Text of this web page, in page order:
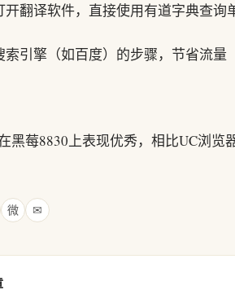
开翻译软件，直接使用有道字典查询
索引擎（如百度）的步骤，节省流量
黑莓8830上表现优秀，相比UC浏
微 ✉